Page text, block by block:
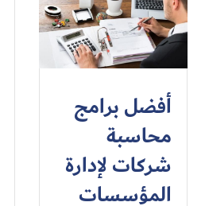
أفضل برامج
محاسبة
شركات لإدارة
المؤسسات